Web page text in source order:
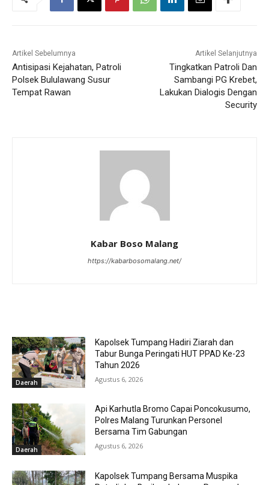
Artikel Sebelumnya
Antisipasi Kejahatan, Patroli
Polsek Bululawang Susur
Tempat Rawan
Artikel Selanjutnya
Tingkatkan Patroli Dan
Sambangi PG Krebet,
Lakukan Dialogis Dengan
Security
Kabar Boso Malang
https://kabarbosomalang.net/
Daerah
Kapolsek Tumpang Hadiri Ziarah dan
Tabur Bunga Peringati HUT PPAD Ke-23
Tahun 2026
Agustus 6, 2026
Daerah
Api Karhutla Bromo Capai Poncokusumo,
Polres Malang Turunkan Personel
Bersama Tim Gabungan
Agustus 6, 2026
Kapolsek Tumpang Bersama Muspika